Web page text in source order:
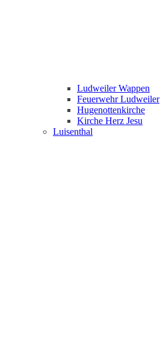
Ludweiler Wappen
Feuerwehr Ludweiler
Hugenottenkirche
Kirche Herz Jesu
Luisenthal